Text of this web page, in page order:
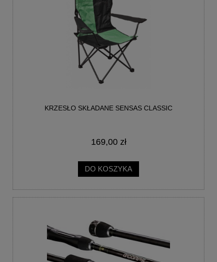
KRZESŁO SKŁADANE SENSAS CLASSIC
169,00 zł
DO KOSZYKA